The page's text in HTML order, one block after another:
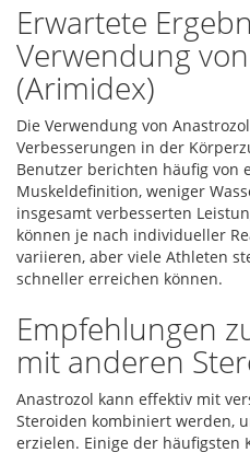
Erwartete
Verwendung
(Arimidex)
Die Verwendung von
Verbesserungen in der
Benutzer berichten häufig von
Muskeldefinition, weniger
insgesamt verbesserten
können je nach individueller
variieren, aber viele Athleten
schneller erreichen können.
Empfehlungen
mit anderen
Anastrozol kann effektiv mit
Steroiden kombiniert werden,
erzielen. Einige der häufigsten